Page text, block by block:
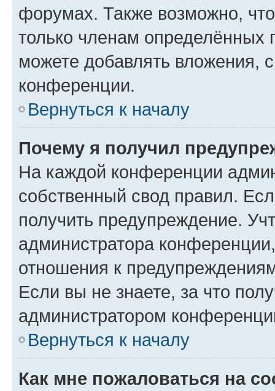
форумах. Также возможно,
только членам определённых
можете добавлять вложения,
конференции.
Вернуться к началу
Почему я получил
На каждой конференции
собственный свод правил.
получить предупреждение.
администратора
отношения к
Если вы не знаете, за что
администратором
Вернуться к началу
Как мне пожаловаться на